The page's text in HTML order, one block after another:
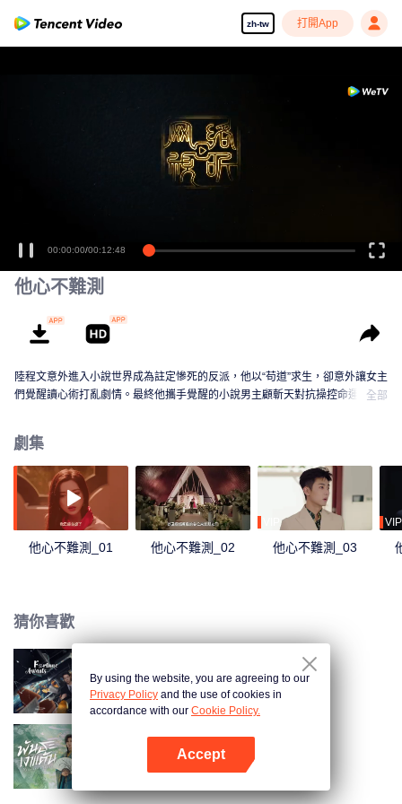
zh-tw 打開App
00:00:00/00:12:48
他心不難測
陸程文意外進入小說世界成為註定慘死的反派，他以“苟道”求生，卻意外讓女主
們覺醒讀心術打亂劇情。最終他攜手覺醒的小說男主顧斬天對抗操控命運的天
全部
劇集
他心不難測_01 他心不難測_02 他心不難測_03
VIP
猜你喜歡
好運將至
將軍家的小兒子（泰語版）
By using the website, you are agreeing to our
Privacy Policy and the use of cookies in
accordance with our Cookie Policy.
Accept